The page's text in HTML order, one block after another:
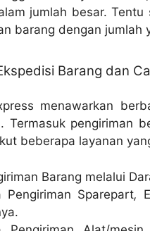
jumlah besar.
barang dengan jumlah
Barang dan
menawarkan
Termasuk pengiriman
beberapa layanan
Barang melalui
Pengiriman Sparepart,